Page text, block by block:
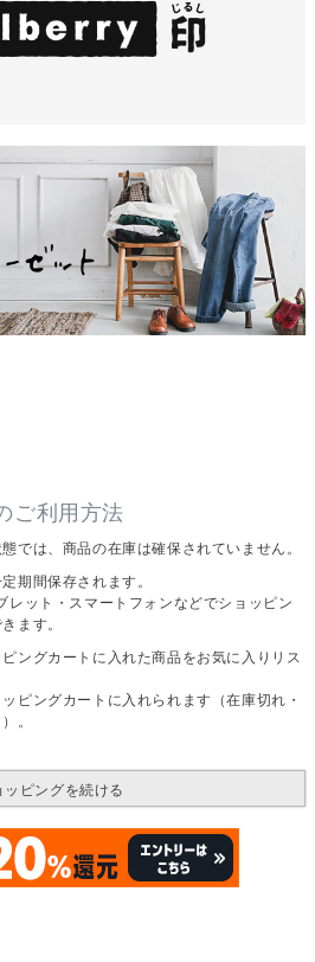
ご利用方法
では、商品の在庫は確保されていません。
期間保存されます。
レット・スマートフォンなどでショッピン
ます。
ングカートに入れた商品をお気に入りリス
ピングカートに入れられます（在庫切れ・
。
ッピングを続ける